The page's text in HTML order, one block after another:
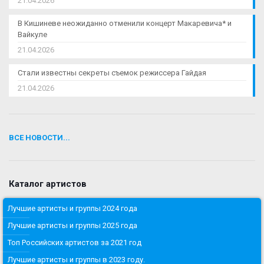
В Кишиневе неожиданно отменили концерт Макаревича* и
Вайкуле
21.04.2026
Стали известны секреты съемок режиссера Гайдая
21.04.2026
ВСЕ НОВОСТИ...
Каталог артистов
Лучшие артисты и группы 2024 года
Лучшие артисты и группы 2025 года
Топ Российских артистов за 2021 год
Лучшие артисты и группы в 2023 году.